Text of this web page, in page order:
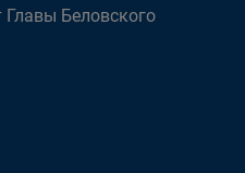
Беловского